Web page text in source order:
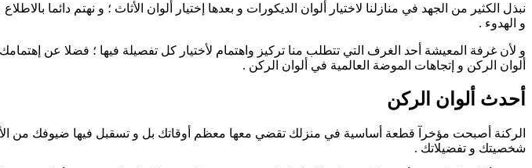
نبذل الكثير من الجهد في منازلنا لاختيار ألوان الديكورات و بعدها إختيار ألوان الأثاث ؛ و نهتم دائما
و الهدوء .
و لأن غرفة المعيشة أحد الغرف التي تتطلب منا تركيز واهتمام لأختيار كل تفصيلة فيها ؛ فضلا عن
ألوان الركن و إتجاهات الموضة العالمية في ألوان الركن .
أحدث ألوان الركن
الركنة أصبحت مؤخرآ قطعة أساسية في منزلك تقضي معها معظم أوقاتك بل و تسقبل فيها ضيوفك من
شخصيتك و تفضيلاتك .